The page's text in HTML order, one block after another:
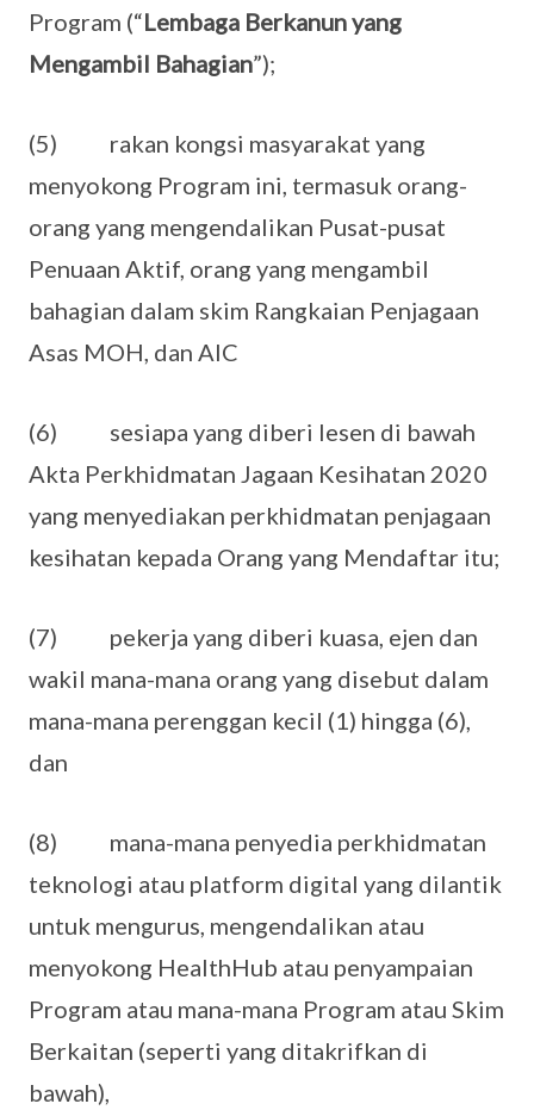
Program (“Lembaga Berkanun yang
Mengambil Bahagian”);
(5) rakan kongsi masyarakat yang
menyokong Program ini, termasuk orang-
orang yang mengendalikan Pusat-pusat
Penuaan Aktif, orang yang mengambil
bahagian dalam skim Rangkaian Penjagaan
Asas MOH, dan AIC
(6) sesiapa yang diberi lesen di bawah
Akta Perkhidmatan Jagaan Kesihatan 2020
yang menyediakan perkhidmatan penjagaan
kesihatan kepada Orang yang Mendaftar itu;
(7) pekerja yang diberi kuasa, ejen dan
wakil mana-mana orang yang disebut dalam
mana-mana perenggan kecil (1) hingga (6),
dan
(8) mana-mana penyedia perkhidmatan
teknologi atau platform digital yang dilantik
untuk mengurus, mengendalikan atau
menyokong HealthHub atau penyampaian
Program atau mana-mana Program atau Skim
Berkaitan (seperti yang ditakrifkan di
bawah),